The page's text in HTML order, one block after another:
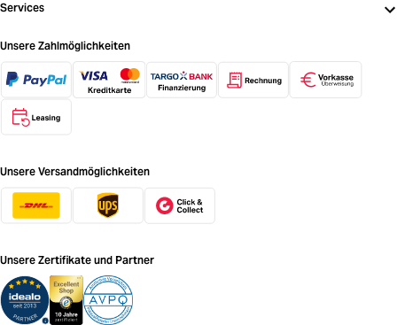
Services
Unsere Zahlmöglichkeiten
Unsere Versandmöglichkeiten
Unsere Zertifikate und Partner